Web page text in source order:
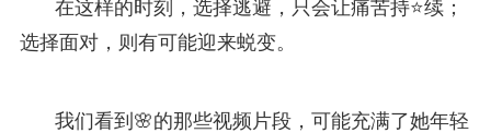
在这样的时刻，选择逃避，只会让痛苦持⭐续；
选择面对，则有可能迎来蜕变。
我们看到🌸的那些视频片段，可能充满了她年轻